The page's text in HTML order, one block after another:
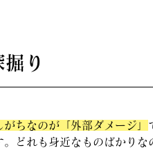
り
ちなのが「外部ダメージ」
どれも身近なものばかりな